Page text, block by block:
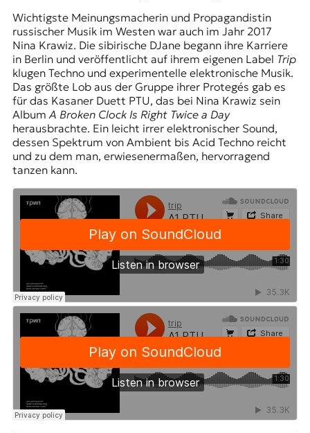
Wichtigste Meinungsmacherin und Propagandistin
russischer Musik im Westen war auch im Jahr 2017
Nina Krawiz. Die sibirische DJane begann ihre Karriere
in Berlin und veröffentlicht auf ihrem eigenen Label Trip
klugen Techno und experimentelle elektronische Musik.
Das größte Lob aus der Gruppe ihrer Protegés gab es
für das Kasaner Duett PTU, das bei Nina Krawiz sein
AlbumA Broken Clock Is Right Twice a Day
herausbrachte. Ein leicht irrer elektronischer Sound,
dessen Spektrum von Ambient bis Acid Techno reicht
und zu dem man, erwiesenermaßen, hervorragend
tanzen kann.